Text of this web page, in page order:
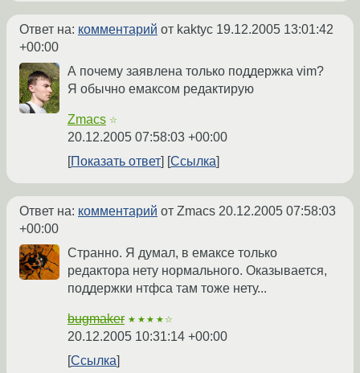
Ответ на: комментарий от kaktyc 19.12.2005 13:01:42
+00:00
А почему заявлена только поддержка vim?
Я обычно емаксом редактирую
Zmacs ☆
20.12.2005 07:58:03 +00:00
Показать ответ
Ссылка
Ответ на: комментарий от Zmacs 20.12.2005 07:58:03
+00:00
Странно. Я думал, в емаксе только
редактора нету нормального. Оказывается,
поддержки нтфса там тоже нету...
bugmaker ★★★★☆
20.12.2005 10:31:14 +00:00
Ссылка